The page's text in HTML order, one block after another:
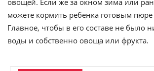
можете кормить ребенка готовым пюре
Главное, чтобы в его составе не было
воды и собственно овоща или фрукта.